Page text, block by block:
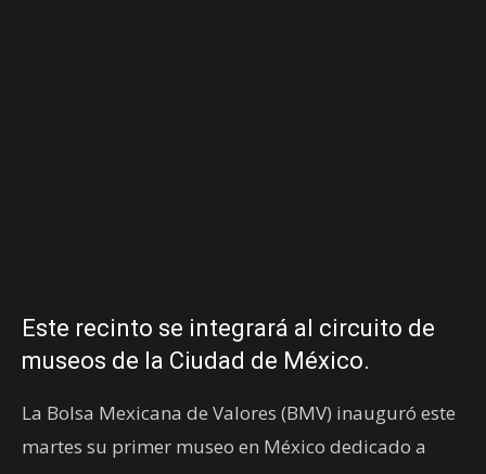
Este recinto se integrará al circuito de
museos de la Ciudad de México.
La Bolsa Mexicana de Valores (BMV) inauguró este
martes su primer museo en México dedicado a